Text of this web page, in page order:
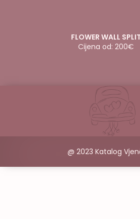
FLOWER WALL SPLIT
Cijena od: 200€
@ 2023 Katalog